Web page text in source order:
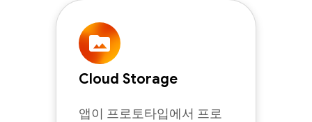
Cloud Storage
앱이 프로토타입에서 프로